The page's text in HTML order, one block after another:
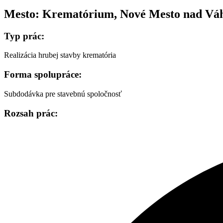
Mesto: Krematórium, Nové Mesto nad
Typ prác:
Realizácia hrubej stavby krematória
Forma spolupráce:
Subdodávka pre stavebnú spoločnosť
Rozsah prác: